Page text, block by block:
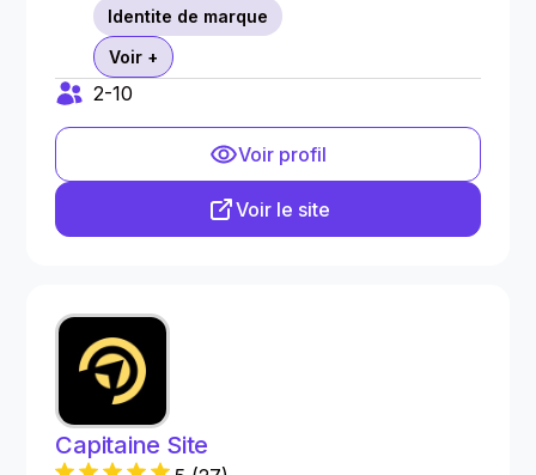
Identite de marque
Voir +
2-10
Voir profil
Voir le site
Capitaine Site